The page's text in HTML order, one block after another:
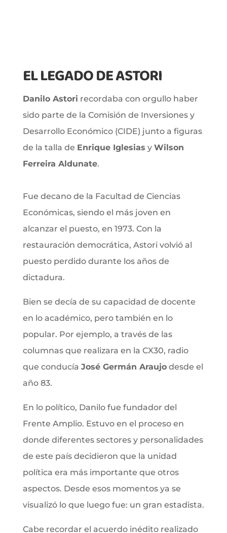
EL LEGADO DE ASTORI
Danilo Astori recordaba con orgullo haber
sido parte de la Comisión de Inversiones y
Desarrollo Económico (CIDE) junto a figuras
de la talla de Enrique Iglesias y Wilson
Ferreira Aldunate.
Fue decano de la Facultad de Ciencias
Económicas, siendo el más joven en
alcanzar el puesto, en 1973. Con la
restauración democrática, Astori volvió al
puesto perdido durante los años de
dictadura.
Bien se decía de su capacidad de docente
en lo académico, pero también en lo
popular. Por ejemplo, a través de las
columnas que realizara en la CX30, radio
que conducía José Germán Araujodesde el
año 83.
En lo político, Danilo fue fundador del
Frente Amplio. Estuvo en el proceso en
donde diferentes sectores y personalidades
de este país decidieron que la unidad
política era más importante que otros
aspectos. Desde esos momentos ya se
visualizó lo que luego fue: un gran estadista.
Cabe recordar el acuerdo inédito realizado